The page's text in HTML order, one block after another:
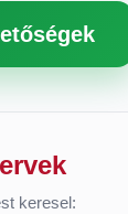
keresel: